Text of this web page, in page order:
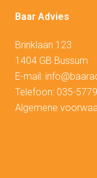
Baar Advies
Brinklaan 123
1404 GB Bussum
E-mail:
Telefoon: 035-
Algemene